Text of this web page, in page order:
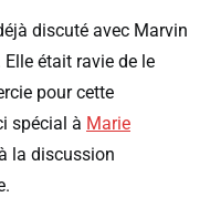
discuté avec Marvin
était ravie de le
pour cette
spécial à Marie
la discussion